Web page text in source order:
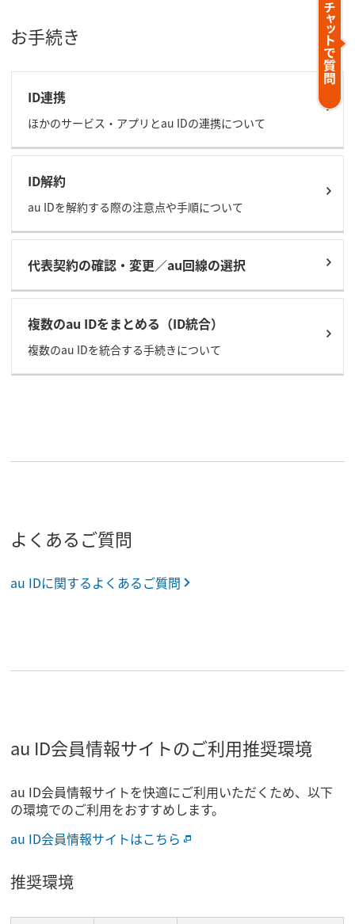
お手続き
ID連携
ほかのサービス・アプリとau IDの連携について
ID解約
au IDを解約する際の注意点や手順について
代表契約の確認・変更／au回線の選択
複数のau IDをまとめる（ID統合）
複数のau IDを統合する手続きについて
よくあるご質問
au IDに関するよくあるご質問
au ID会員情報サイトのご利用推奨環境
au ID会員情報サイトを快適にご利用いただくため、以下
の環境でのご利用をおすすめします。
au ID会員情報サイトはこちら
推奨環境